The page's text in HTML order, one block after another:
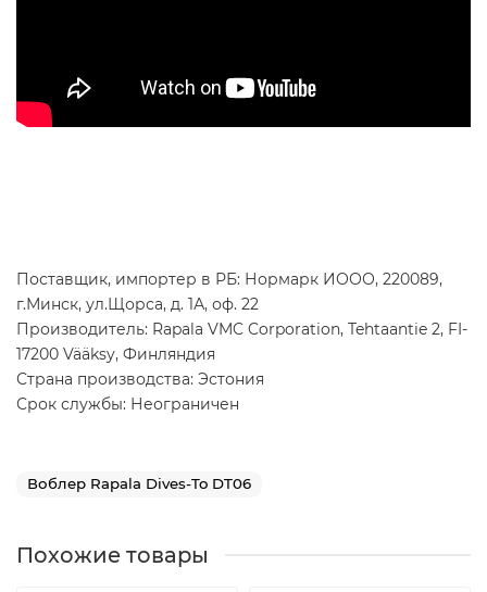
Поставщик, импортер в РБ: Нормарк ИООО, 220089,
г.Минск, ул.Щорса, д. 1А, оф. 22
Производитель: Rapala VMC Corporation, Tehtaantie 2, FI-
17200 Vääksy, Финляндия
Страна производства: Эстония
Срок службы: Неограничен
Воблер Rapala Dives-To DT06
Похожие товары